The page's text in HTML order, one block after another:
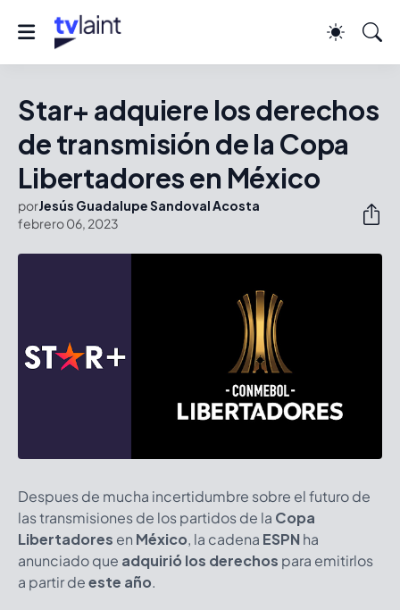
Star+ adquiere los derechos
de transmisión de la Copa
Libertadores en México
porJesús Guadalupe Sandoval Acosta
febrero 06, 2023
Despues de mucha incertidumbre sobre el futuro de
las transmisiones de los partidos de la Copa
Libertadores en México, la cadena ESPNha
anunciado que adquirió los derechos para emitirlos
a partir deeste año.